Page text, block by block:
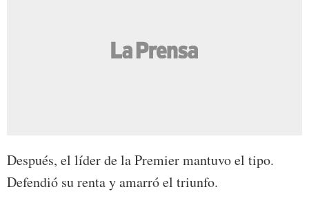
Después, el líder de la Premier mantuvo el tipo.
Defendió su renta y amarró el triunfo.